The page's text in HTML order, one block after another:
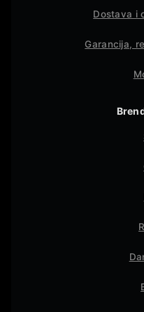
Dostava i
Garancija,